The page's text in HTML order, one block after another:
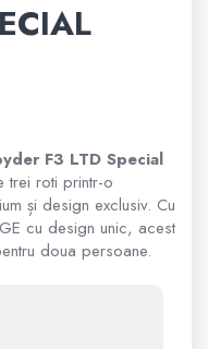
F3 LTD Special
trei roti printr-o
și design exclusiv. Cu
cu design unic, acest
doua persoane.